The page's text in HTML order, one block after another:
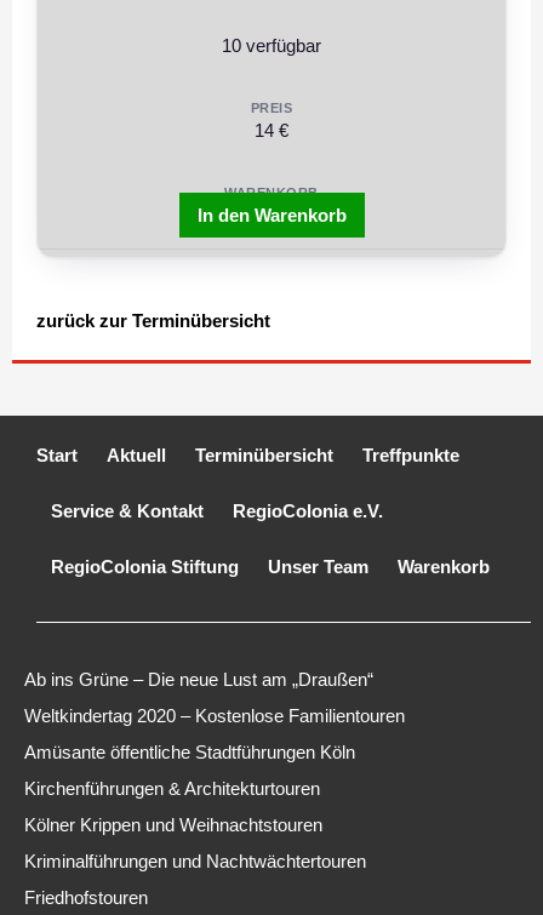
10 verfügbar
14 €
In den Warenkorb
zurück zur Terminübersicht
Start Aktuell Terminübersicht Treffpunkte
Service & Kontakt RegioColonia e.V.
RegioColonia Stiftung Unser Team Warenkorb
Ab ins Grüne – Die neue Lust am „Draußen“
Weltkindertag 2020 – Kostenlose Familientouren
Amüsante öffentliche Stadtführungen Köln
Kirchenführungen & Architekturtouren
Kölner Krippen und Weihnachtstouren
Kriminalführungen und Nachtwächtertouren
Friedhofstouren